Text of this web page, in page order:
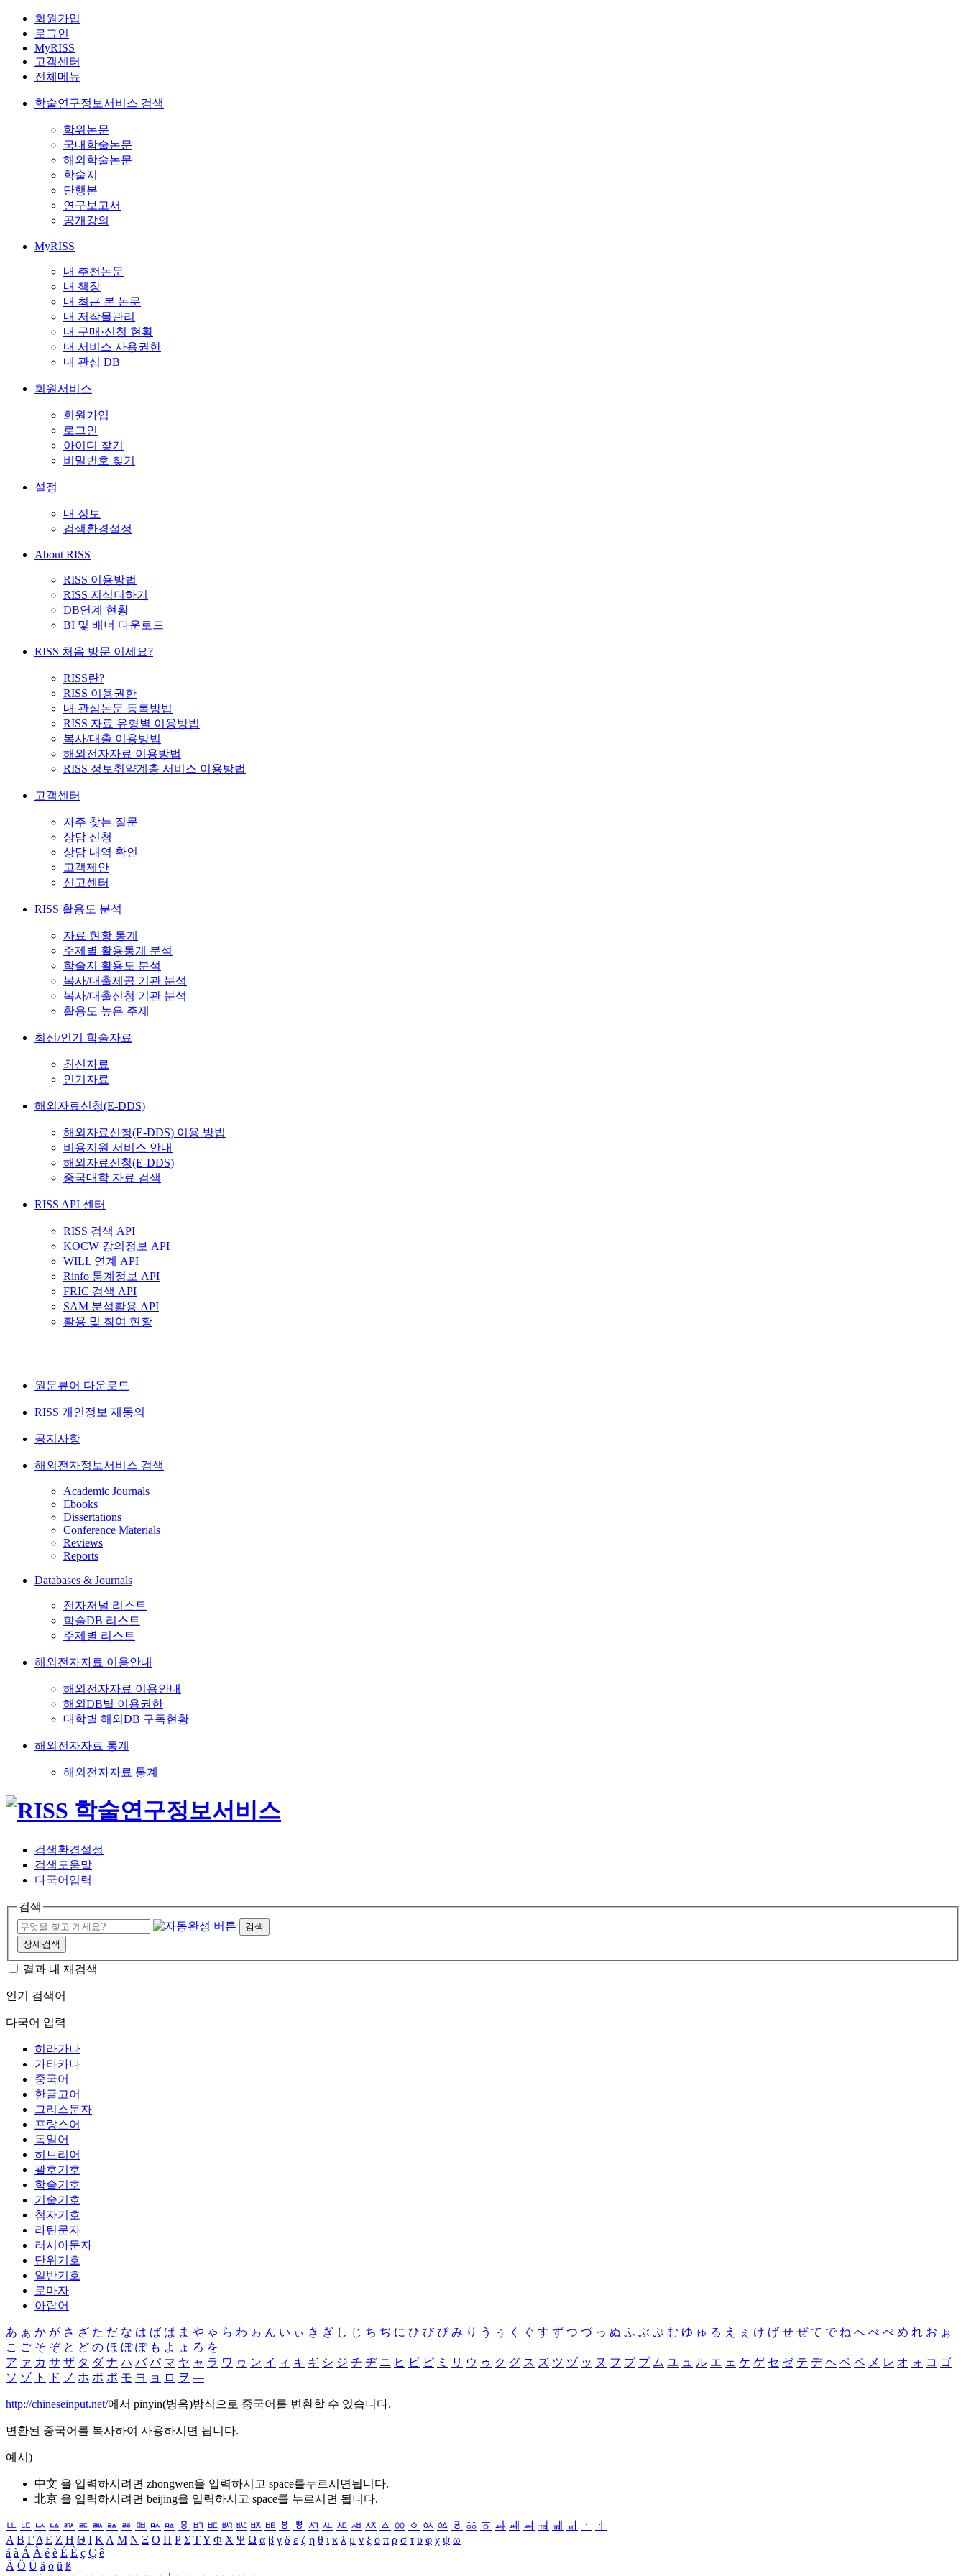
회원가입
로그인
MyRISS
고객센터
전체메뉴
학술연구정보서비스 검색
학위논문
국내학술논문
해외학술논문
학술지
단행본
연구보고서
공개강의
MyRISS
내 추천논문
내 책장
내 최근 본 논문
내 저작물관리
내 구매·신청 현황
내 서비스 사용권한
내 관심 DB
회원서비스
회원가입
로그인
아이디 찾기
비밀번호 찾기
설정
내 정보
검색환경설정
About RISS
RISS 이용방법
RISS 지식더하기
DB연계 현황
BI 및 배너 다운로드
RISS 처음 방문 이세요?
RISS란?
RISS 이용권한
내 관심논문 등록방법
RISS 자료 유형별 이용방법
복사/대출 이용방법
해외전자자료 이용방법
RISS 정보취약계층 서비스 이용방법
고객센터
자주 찾는 질문
상담 신청
상담 내역 확인
고객제안
신고센터
RISS 활용도 분석
자료 현황 통계
주제별 활용통계 분석
학술지 활용도 분석
복사/대출제공 기관 분석
복사/대출신청 기관 분석
활용도 높은 주제
최신/인기 학술자료
최신자료
인기자료
해외자료신청(E-DDS)
해외자료신청(E-DDS) 이용 방법
비용지원 서비스 안내
해외자료신청(E-DDS)
중국대학 자료 검색
RISS API 센터
RISS 검색 API
KOCW 강의정보 API
WILL 연계 API
Rinfo 통계정보 API
FRIC 검색 API
SAM 분석활용 API
활용 및 참여 현황
원문뷰어 다운로드
RISS 개인정보 재동의
공지사항
해외전자정보서비스 검색
Academic Journals
Ebooks
Dissertations
Conference Materials
Reviews
Reports
Databases & Journals
전자저널 리스트
학술DB 리스트
주제별 리스트
해외전자자료 이용안내
해외전자자료 이용안내
해외DB별 이용권한
대학별 해외DB 구독현황
해외전자자료 통계
해외전자자료 통계
검색환경설정
검색도움말
다국어입력
검색
검색
상세검색
결과 내 재검색
인기 검색어
다국어 입력
히라가나
가타카나
중국어
한글고어
그리스문자
프랑스어
독일어
히브리어
괄호기호
학술기호
기술기호
첨자기호
라틴문자
러시아문자
단위기호
일반기호
로마자
아랍어
あ ぁ か が さ ざ た だ な は ば ぱ ま や ゃ ら わ ゎ ん い ぃ き ぎ し じ ち ぢ に ひ び ぴ み り う ぅ く ぐ す ず つ づ っ ぬ ふ ぶ ぷ む ゆ ゅ る え ぇ け げ せ ぜ て で ね へ べ ぺ め れ お ぉ
こ ご そ ぞ と ど の ほ ぼ ぽ も よ ょ ろ を
ア ァ カ サ ザ タ ダ ナ ハ バ パ マ ヤ ャ ラ ワ ヮ ン イ ィ キ ギ シ ジ チ ヂ ニ ヒ ビ ピ ミ リ ウ ゥ ク グ ス ズ ツ ヅ ッ ヌ フ ブ プ ム ユ ュ ル エ ェ ケ ゲ セ ゼ テ デ ヘ ベ ペ メ レ オ ォ コ ゴ
ソ ゾ ト ド ノ ホ ボ ポ モ ヨ ョ ロ ヲ ―
http://chineseinput.net/에서 pinyin(병음)방식으로 중국어를 변환할 수 있습니다.
변환된 중국어를 복사하여 사용하시면 됩니다.
예시)
中文 을 입력하시려면 zhongwen을 입력하시고 space를누르시면됩니다.
北京 을 입력하시려면 beijing을 입력하시고 space를 누르시면 됩니다.
ㅥ ㅦ ㅧ ㅨ ㅩ ㅪ ㅫ ㅬ ㅭ ㅮ ㅯ ㅰ ㅱ ㅲ ㅳ ㅴ ㅵ ㅶ ㅷ ㅸ ㅹ ㅺ ㅻ ㅼ ㅽ ㅾ ㅿ ㆀ ㆁ ㆂ ㆃ ㆄ ㆅ ㆆ ㆇ ㆈ ㆉ ㆊ ㆋ ㆌ ㆍ
ㆎ
Α Β ΓΔ Ε Ζ Η Θ Ι ΚΛ Μ Ν Ξ Ο Π Ρ Σ ΤΥ Φ Χ Ψ Ω α β γ δ ε ζ η θ ι κ λ μ ν ξ ο π ρ σ τ υ φ χ ψ ω
á à Á À é è É È ç Ç ê
Ä Ö Ü ä ö ü ß